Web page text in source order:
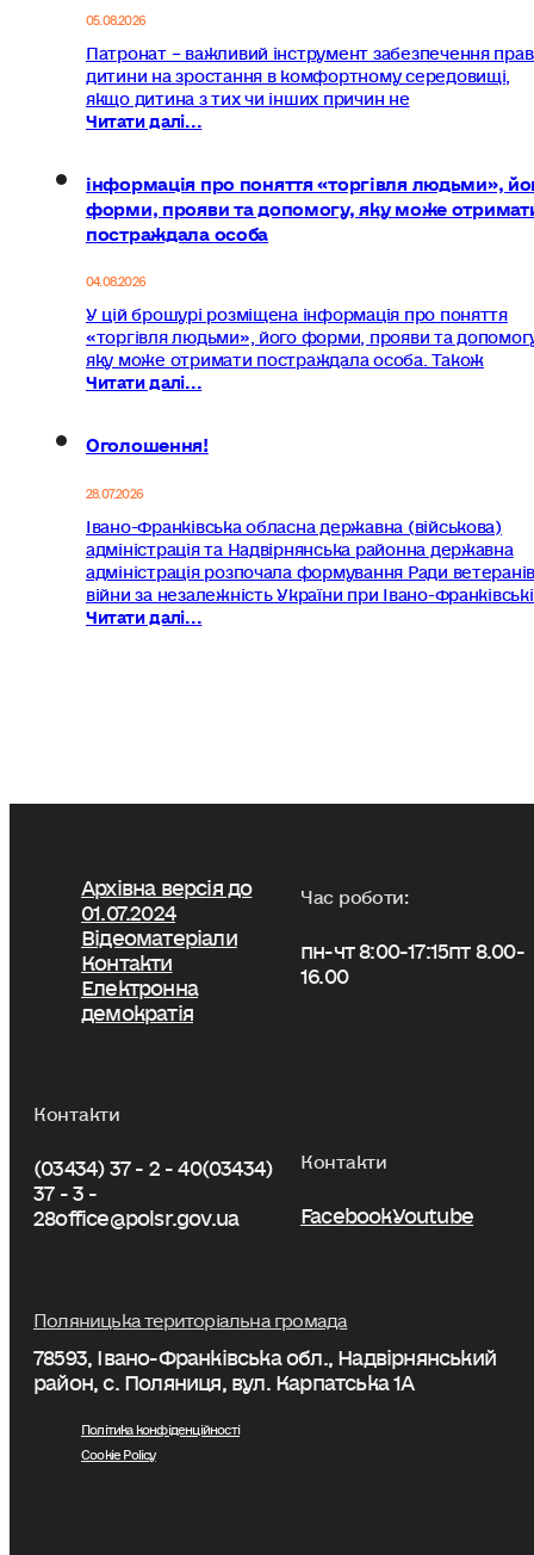
05.08.2026
Патронат – важливий інструмент забезпечення
дитини на зростання в комфортному середовищі,
якщо дитина з тих чи інших причин не
Читати далі...
інформація про поняття «торгівля людьми»,
форми, прояви та допомогу, яку може
постраждала особа
04.08.2026
У цій брошурі розміщена інформація про поняття
«торгівля людьми», його форми, прояви та
яку може отримати постраждала особа. Також
Читати далі...
Оголошення!
28.07.2026
Івано-Франківська обласна державна (військова)
адміністрація та Надвірнянська районна державна
адміністрація розпочала формування Ради
війни за незалежність України при Івано-
Читати далі...
Архівна версія до
01.07.2024
Відеоматеріали
Контакти
Електронна
демократія
Час роботи:
пн-чт 8:00-17:15пт 8.00-
16.00
Контакти
(03434) 37 - 2 - 40(03434)
37 - 3 -
28office@polsr.gov.ua
Контакти
FacebookYoutube
Поляницька територіальна громада
78593, Івано-Франківська обл., Надвірнянський
район, с. Поляниця, вул. Карпатська 1А
Політика конфіденційності
Cookie Policy